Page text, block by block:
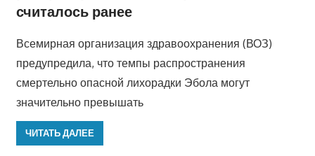
считалось ранее
Всемирная организация здравоохранения (ВОЗ)
предупредила, что темпы распространения
смертельно опасной лихорадки Эбола могут
значительно превышать
ЧИТАТЬ ДАЛЕЕ